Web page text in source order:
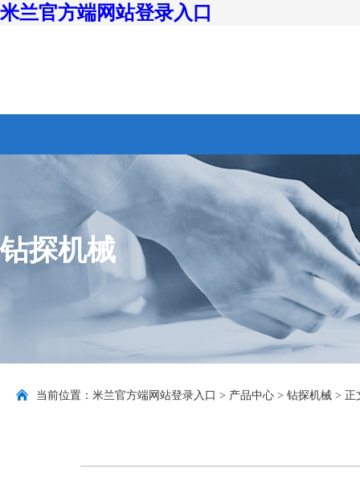
米兰官方端网站登录入口
钻探机械
当前位置： 米兰官方端网站登录入口 > 产品中心 > 钻探机械 > 正